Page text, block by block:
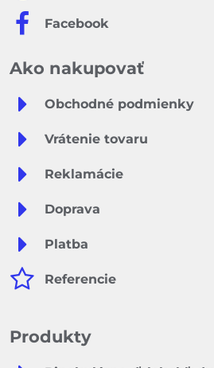
Facebook
Ako nakupovať
Obchodné podmienky
Vrátenie tovaru
Reklamácie
Doprava
Platba
Referencie
Produkty